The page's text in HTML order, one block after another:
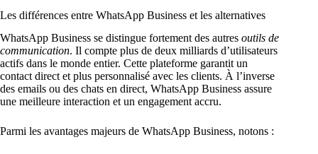
Les différences entre WhatsApp Business et les alternatives
WhatsApp Business se distingue fortement des autres outils de
communication. Il compte plus de deux milliards d’utilisateurs
actifs dans le monde entier. Cette plateforme garantit un
contact direct et plus personnalisé avec les clients. À l’inverse
des emails ou des chats en direct, WhatsApp Business assure
une meilleure interaction et un engagement accru.
Parmi les avantages majeurs de WhatsApp Business, notons :